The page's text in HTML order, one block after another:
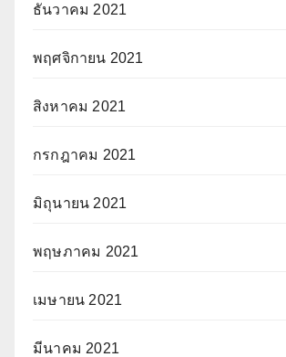
ธันวาคม 2021
พฤศจิกายน 2021
สิงหาคม 2021
กรกฎาคม 2021
มิถุนายน 2021
พฤษภาคม 2021
เมษายน 2021
มีนาคม 2021